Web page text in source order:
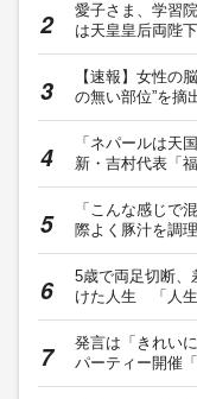
愛子さま、学習
は天皇皇后両陛
【速報】女性の
の無い部位”を
「ネパールは
新・吉村代表「
「こんな感じで
際よく豚汁を
5歳で両足切断、
けた人生 「人
発言は「きれい
パーティー開催